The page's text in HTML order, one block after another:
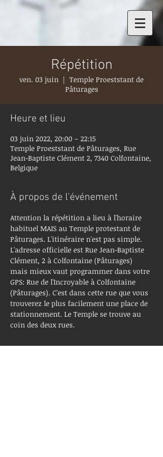
Répétition
ven. 03 juin
  |
Temple Proeststant de
Pâturages
Heure et lieu
03 juin 2022, 20:00 – 22:15
Temple Proeststant de Pâturages, Rue
Jean-Baptiste Clément 2, 7340 Colfontaine,
Belgique
À propos de l'événement
Attention la répétition a lieu à l'horaire
habituel MAIS au Temple protestant de
Pâturages. L'itinéraire n'est pas simple.
L'adresse officielle est Rue Jean-Baptiste
Clément, 2 à Colfontaine (Pâturages)
mais mieux vaut programmer dans votre
GPS: Rue de l'Incroyable à Colfontaine
(Pâturages). C'est dans cette rue que vous
trouverez le plus facilement une place de
stationnement. Le Temple se trouve au
coin des deux rues.